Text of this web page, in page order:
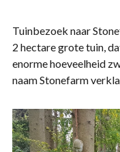
Tuinbezoek naar
2 hectare grote tuin,
enorme hoeveelheid
naam Stonefarm